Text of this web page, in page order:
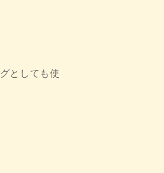
としても使